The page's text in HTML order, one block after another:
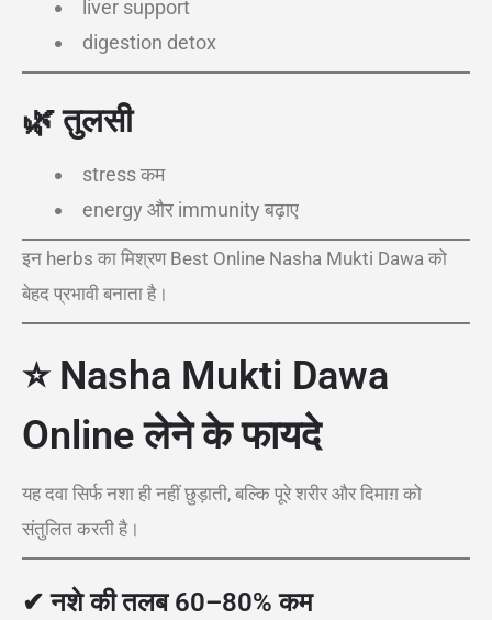
liver support
digestion detox
🌿तुलसी
stress कम
energy और immunity बढ़ाए
इन herbs का मिश्रण Best Online Nasha Mukti Dawa को
बेहद प्रभावी बनाता है।
⭐ Nasha Mukti Dawa
Online लेने के फायदे
यह दवा सिर्फ नशा ही नहीं छुड़ाती, बल्कि पूरे शरीर और दिमाग़ को
संतुलित करती है।
✔ नशे की तलब 60–80% कम